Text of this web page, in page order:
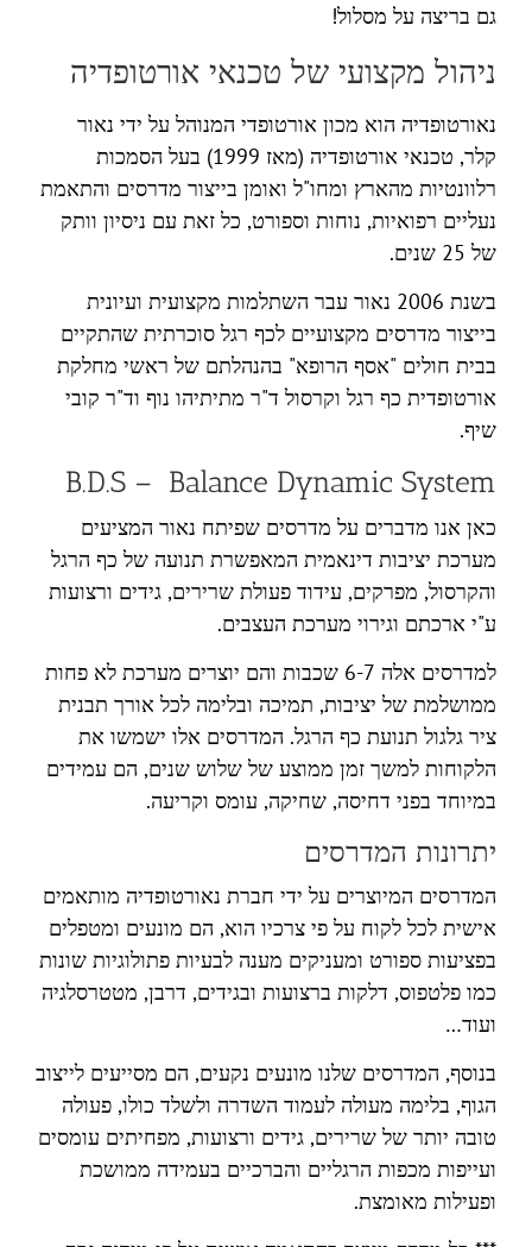
גם בריצה על מסלול!
ניהול מקצועי של טכנאי אורטופדיה
נאורטופדיה הוא מכון אורטופדי המנוהל על ידי נאור
קלר, טכנאי אורטופדיה (מאז 1999) בעל הסמכות
רלוונטיות מהארץ ומחו"ל ואומן בייצור מדרסים והתאמת
נעליים רפואיות, נוחות וספורט, כל זאת עם ניסיון וותק
של 25 שנים.
בשנת 2006 נאור עבר השתלמות מקצועית ועיונית
בייצור מדרסים מקצועיים לכף רגל סוכרתית שהתקיים
בבית חולים "אסף הרופא" בהנהלתם של ראשי מחלקת
אורטופדית כף רגל וקרסול ד"ר מתיתיהו נוף וד"ר קובי
שיף.
B.D.S – Balance Dynamic System
כאן אנו מדברים על מדרסים שפיתח נאור המציעים
מערכת יציבות דינאמית המאפשרת תנועה של כף הרגל
והקרסול, מפרקים, עידוד פעולת שרירים, גידים ורצועות
ע"י ארכתם וגירוי מערכת העצבים.
למדרסים אלה 6-7 שכבות והם יוצרים מערכת לא פחות
ממושלמת של יציבות, תמיכה ובלימה לכל אורך תבנית
ציר גלגול תנועת כף הרגל. המדרסים אלו ישמשו את
הלקוחות למשך זמן ממוצע של שלוש שנים, הם עמידים
במיוחד בפני דחיסה, שחיקה, עומס וקריעה.
יתרונות המדרסים
המדרסים המיוצרים על ידי חברת נאורטופדיה מותאמים
אישית לכל לקוח על פי צרכיו הוא, הם מונעים ומטפלים
בפציעות ספורט ומעניקים מענה לבעיות פתולוגיות שונות
כמו פלטפוס, דלקות ברצועות ובגידים, דרבן, מטטרסלגיה
ועוד…
בנוסף, המדרסים שלנו מונעים נקעים, הם מסייעים לייצוב
הגוף, בלימה מעולה לעמוד השדרה ולשלד כולו, פעולה
טובה יותר של שרירים, גידים ורצועות, מפחיתים עומסים
ועייפות מכפות הרגליים והברכיים בעמידה ממושכת
ופעילות מאומצת.